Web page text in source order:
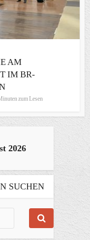
AM
IM BR-
zum Lesen
2026
SUCHEN